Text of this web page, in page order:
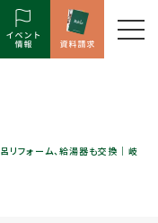
リフォーム、給湯器も交換｜岐